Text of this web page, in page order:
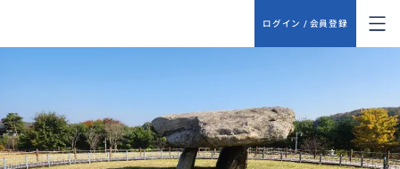
ログイン / 会員登録